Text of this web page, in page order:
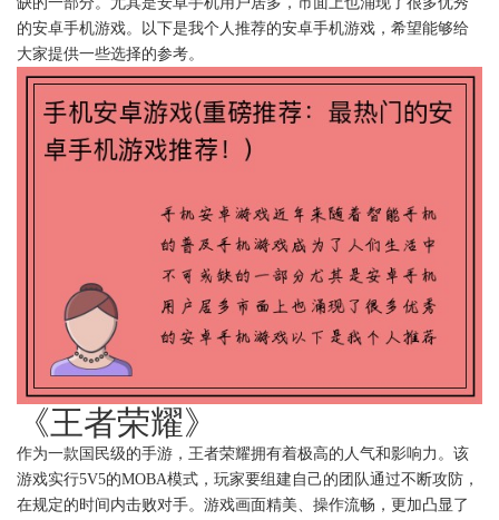
的安卓手机游戏。以下是我个人推荐的安卓手机游戏，希望能够给
大家提供一些选择的参考。
《王者荣耀》
作为一款国民级的手游，王者荣耀拥有着极高的人气和影响力。该
游戏实行5V5的MOBA模式，玩家要组建自己的团队通过不断攻防，
在规定的时间内击败对手。游戏画面精美、操作流畅，更加凸显了